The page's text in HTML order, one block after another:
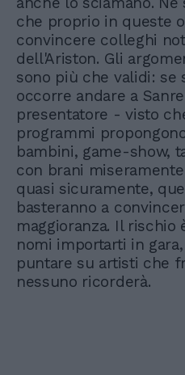
che proprio in queste
convincere colleghi
dell'Ariston. Gli
sono più che validi: se
occorre andare a
presentatore - visto
programmi
bambini, game-show,
con brani
quasi sicuramente,
basteranno a
maggioranza. Il rischio
nomi importarti in
puntare su artisti che
nessuno ricorderà.